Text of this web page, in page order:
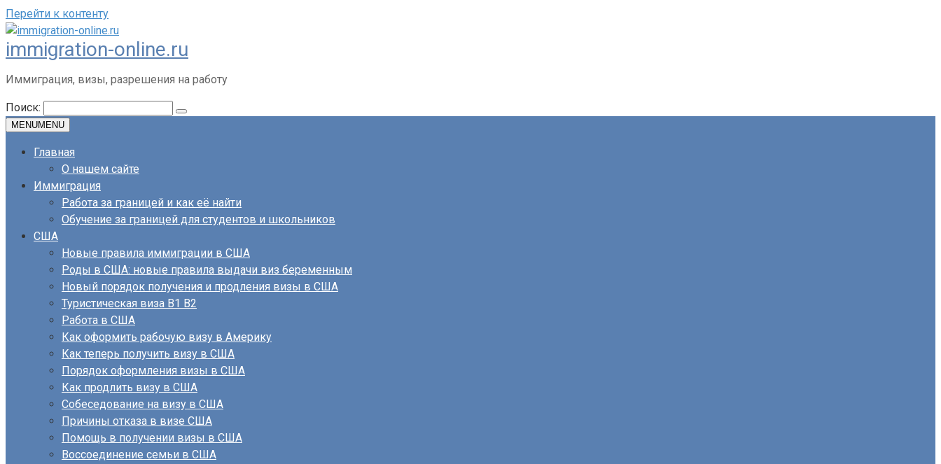
Перейти к контенту
immigration-online.ru
Иммиграция, визы, разрешения на работу
Поиск:
MENUMENU
Главная
О нашем сайте
Иммиграция
Работа за границей и как её найти
Обучение за границей для студентов и школьников
США
Новые правила иммиграции в США
Роды в США: новые правила выдачи виз беременным
Новый порядок получения и продления визы в США
Туристическая виза B1 B2
Работа в США
Как оформить рабочую визу в Америку
Как теперь получить визу в США
Порядок оформления визы в США
Как продлить визу в США
Собеседование на визу в США
Причины отказа в визе США
Помощь в получении визы в США
Воссоединение семьи в США